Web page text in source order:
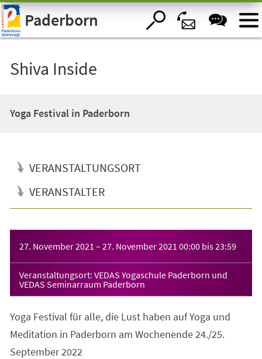
Visuelle
Assistenzsoftware
öffnen.Paderborn
Shiva Inside
Yoga Festival in Paderborn
VERANSTALTUNGSORT
VERANSTALTER
27. November 2021 – 27. November 2021 00:00 bis23:59
Veranstaltungsort: VEDAS Yogaschule Paderborn und
VEDAS Seminarraum Paderborn
Yoga Festival für alle, die Lust haben auf Yoga und
Meditation in Paderborn am Wochenende 24./25.
September 2022